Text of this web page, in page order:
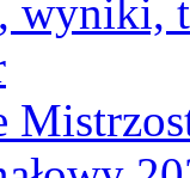
wyniki,